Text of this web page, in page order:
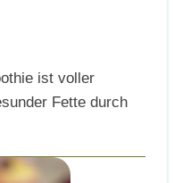
ist voller
Fette durch